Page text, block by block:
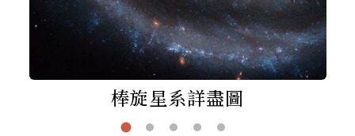
棒旋星系詳盡圖